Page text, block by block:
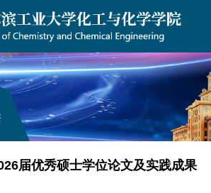
届优秀硕士学位论文及实践成果